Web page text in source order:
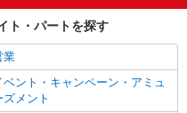
通勤OK
会保険あり
ト・パートを探す
業
ベント・キャンペーン・アミュ
ズメント